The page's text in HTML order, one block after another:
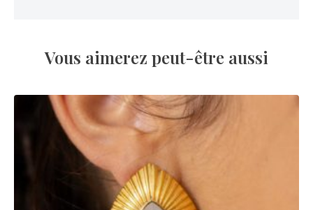
Vous aimerez peut-être aussi